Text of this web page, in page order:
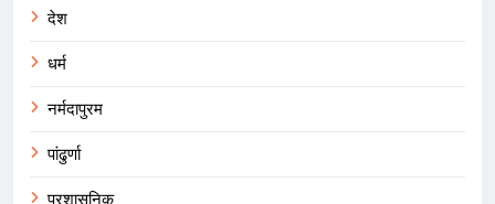
देश
धर्म
नर्मदापुरम
पांढुर्णा